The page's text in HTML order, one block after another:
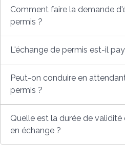
Comment faire la demande
permis ?
L'échange de permis est-il
Peut-on conduire en
permis ?
Quelle est la durée de
en échange ?